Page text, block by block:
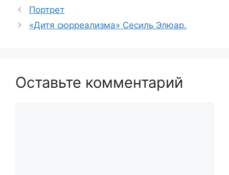
Портрет
«Дитя сюрреализма» Сесиль Элюар.
Оставьте комментарий